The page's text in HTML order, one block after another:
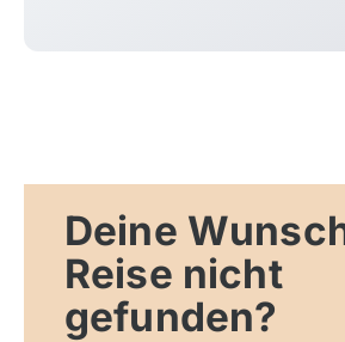
Deine
Reise nicht
gefunden?